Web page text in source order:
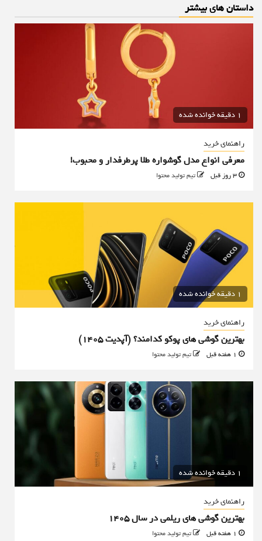
داستان های بیشتر
1 دقیقه خوانده شده
راهنمای خرید
معرفی انواع مدل گوشواره طلا پرطرفدار و محبوب!
تیم تولید محتوا
1 دقیقه خوانده شده
راهنمای خرید
بهترین گوشی های پوکو کدامند؟ (آپدیت ۱۴۰۵)
تیم تولید محتوا
1 دقیقه خوانده شده
راهنمای خرید
بهترین گوشی های ریلمی در سال 1405
تیم تولید محتوا